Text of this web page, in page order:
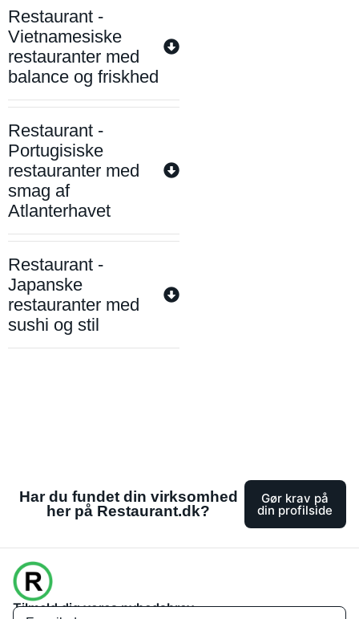
Restaurant -
Vietnamesiske
restauranter med
balance og friskhed
Restaurant -
Portugisiske
restauranter med
smag af
Atlanterhavet
Restaurant -
Japanske
restauranter med
sushi og stil
Har du fundet din virksomhed
her på Restaurant.dk?
Gør krav på
din profilside
Tilmeld dig vores nyhedsbrev